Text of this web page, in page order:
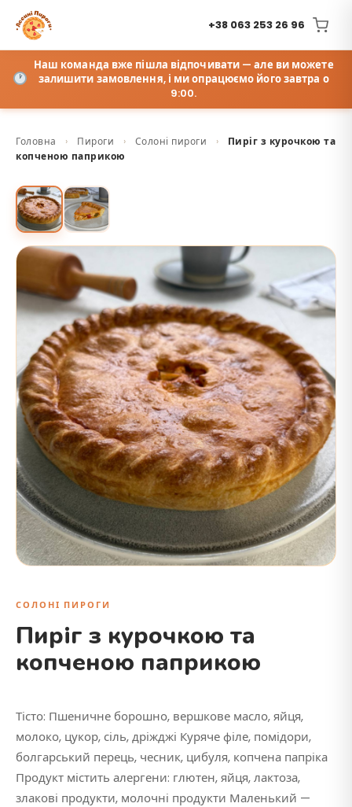
+38 063 253 26 96
Наш команда вже пішла відпочивати — але ви можете
залишити замовлення, і ми опрацюємо його завтра о
9:00.
Головна › Пироги › Солоні пироги ›
Пиріг з курочкою та
копченою паприкою
СОЛОНІ ПИРОГИ
Пиріг з курочкою та
копченою паприкою
Тісто: Пшеничне борошно, вершкове масло, яйця,
молоко, цукор, сіль, дріжджі Куряче філе, помідори,
болгарський перець, чесник, цибуля, копчена папріка
Продукт містить алергени: глютен, яйця, лактоза,
злакові продукти, молочні продукти Маленький —